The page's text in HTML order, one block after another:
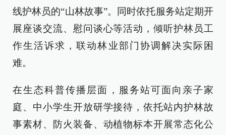
线护林员的“山林故事”。同时依托服务站定期开
展座谈交流、慰问谈心等活动，倾听护林员工
作生活诉求，联动林业部门协调解决实际困
难。
在生态科普传播层面，服务站可面向亲子家
庭、中小学生开放研学接待，依托站内护林故
事素材、防火装备、动植物标本开展常态化公